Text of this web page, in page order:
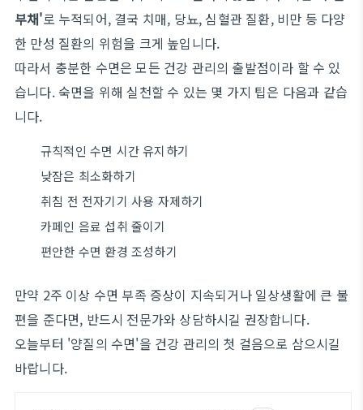
부채'로 누적되어, 결국 치매, 당뇨, 심혈관 질환, 비만 등 다양
한 만성 질환의 위험을 크게 높입니다.
따라서 충분한 수면은 모든 건강 관리의 출발점이라 할 수 있
습니다. 숙면을 위해 실천할 수 있는 몇 가지 팁은 다음과 같습
니다.
규칙적인 수면 시간 유지하기
낮잠은 최소화하기
취침 전 전자기기 사용 자제하기
카페인 음료 섭취 줄이기
편안한 수면 환경 조성하기
만약 2주 이상 수면 부족 증상이 지속되거나 일상생활에 큰 불
편을 준다면, 반드시 전문가와 상담하시길 권장합니다.
오늘부터 '양질의 수면'을 건강 관리의 첫 걸음으로 삼으시길
바랍니다.